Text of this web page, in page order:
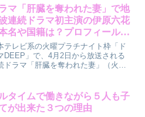
ラマ「肝臓を奪われた妻」で地
波連続ドラマ初主演の伊原六花
名や国籍は？プロフィールな
ついても調べてみました
テレビ系の火曜プラチナイト枠「ド
DEEP」で、4月2日から放送される
ドラマ「肝臓を奪われた妻」（火曜
奪われた妻』の2番目の予告編❗4月2
時24...
タイムで働きながら５人も子
が出来た３つの理由